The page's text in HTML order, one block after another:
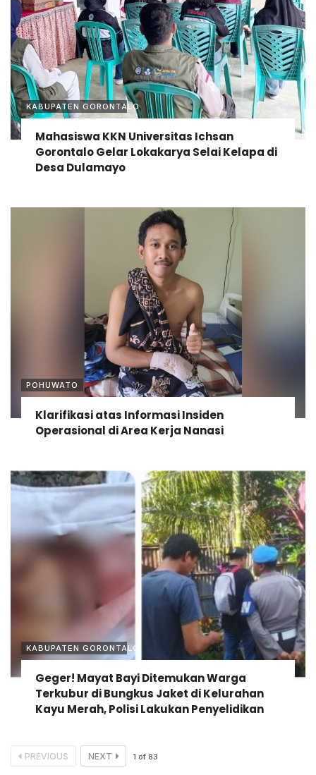
KABUPATEN GORONTALO
Mahasiswa KKN Universitas Ichsan
Gorontalo Gelar Lokakarya Selai Kelapa di
Desa Dulamayo
POHUWATO
Klarifikasi atas Informasi Insiden
Operasional di Area Kerja Nanasi
KABUPATEN GORONTALO
Geger! Mayat Bayi Ditemukan Warga
Terkubur di Bungkus Jaket di Kelurahan
Kayu Merah, Polisi Lakukan Penyelidikan
PREVIOUS NEXT 1 of 83